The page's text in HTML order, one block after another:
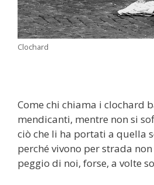
Clochard
Come chi chiama i clochard
mendicanti, mentre non si
ciò che li ha portati a quella
perché vivono per strada
peggio di noi, forse, a volte